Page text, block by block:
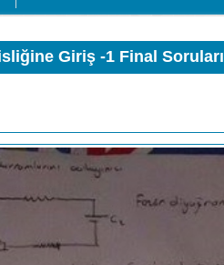
Giriş -1 Final Soruları